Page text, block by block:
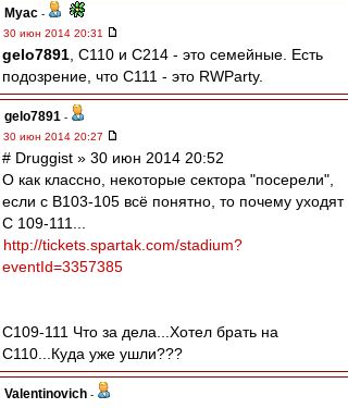
Myac -
30 июн 2014 20:31
gelo7891 , C110 и С214 - это семейные. Есть
подозрение, что C111 - это RWParty.
gelo7891 -
30 июн 2014 20:27
# Druggist » 30 июн 2014 20:52
О как классно, некоторые сектора "посерели",
если с В103-105 всё понятно, то почему уходят
С 109-111...
http://tickets.spartak.com/stadium?
eventId=3357385
С109-111 Что за дела...Хотел брать на
С110...Куда уже ушли???
Valentinovich -